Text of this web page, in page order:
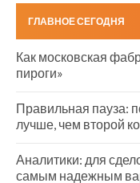
ГЛАВНОЕ СЕГОДНЯ
Как московская
пироги»
Правильная пауза:
лучше, чем второй
Аналитики: для
самым надежным